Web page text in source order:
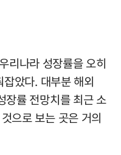
리나라 성장률을 오히
았다. 대부분 해외
장률 전망치를 최근 소
으로 보는 곳은 거의